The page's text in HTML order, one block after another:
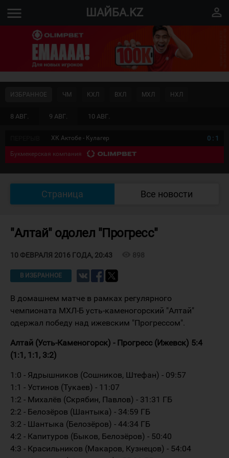
menu ШАЙБА.KZ perm_identity
8 АВГ. 9 АВГ. 10 АВГ.
ИЗБРАННОЕ ЧМ КХЛ ВХЛ МХЛ НХЛ
ХК Актобе - Кулагер 0 : 1
Букмекерская компания
Страница Все новости
"Алтай" одолел "Прогресс"
10 ФЕВРАЛЯ 2016 ГОДА, 20:43 898
В ИЗБРАННОЕ
В домашнем матче в рамках регулярного
чемпионата МХЛ-Б усть-каменогорский "Алтай"
одержал победу над ижевским "Прогрессом".
Алтай (Усть-Каменогорск) - Прогресс (Ижевск) 5:4
(1:1, 1:1, 3:2)
1:0 - Ядрышников (Сошников, Штефан) - 09:57
1:1 - Устинов (Тукаев) - 11:07
1:2 - Михалёв (Скрябин, Павлов) - 31:31 ГБ
2:2 - Белозёров (Шантыка) - 34:59 ГБ
3:2 - Шантыка (Белозёров) - 44:34 ГБ
4:2 - Капитуров (Быков, Белозёров) - 50:40
4:3 - Красильников (Макаров, Кузнецов) - 54:04